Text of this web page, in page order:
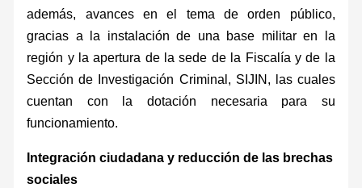
además, avances en el tema de orden público,
gracias a la instalación de una base militar en la
región y la apertura de la sede de la Fiscalía y de la
Sección de Investigación Criminal, SIJIN, las cuales
cuentan con la dotación necesaria para su
funcionamiento.
Integración ciudadana y reducción de las brechas
sociales